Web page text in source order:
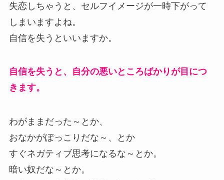
失恋しちゃうと、セルフイメージが一時下がって
しまいますよね。
自信を失うといいますか。
自信を失うと、自分の悪いところばかりが目につ
きます。
わがままだった～とか、
おなかがぽっこりだな～、とか
すぐネガティブ思考になるな～とか。
暗い奴だな～とか。